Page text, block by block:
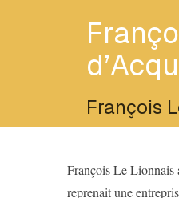
François
François Le Lionnais
reprenait une